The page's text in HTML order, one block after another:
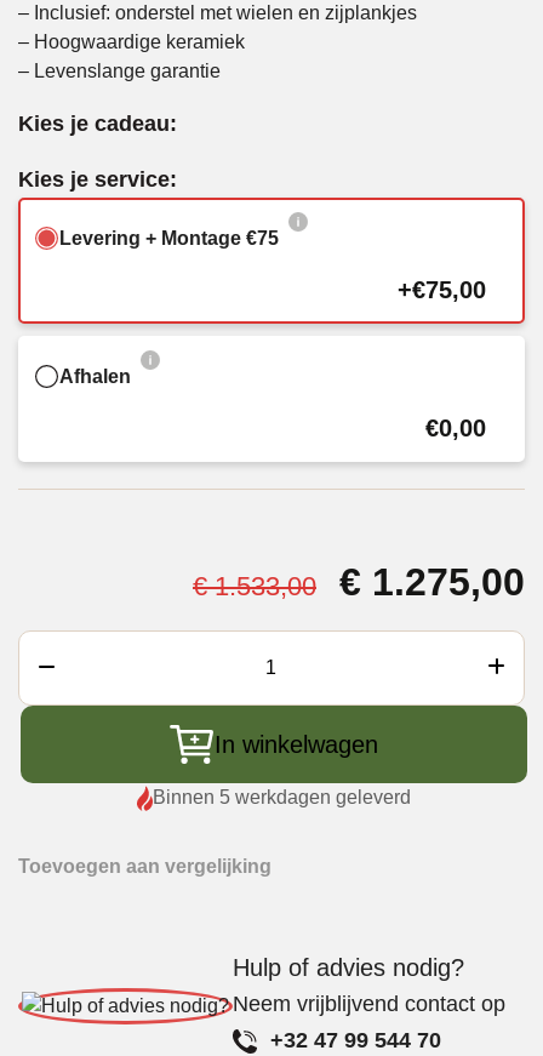
– Inclusief: onderstel met wielen en zijplankjes
– Hoogwaardige keramiek
– Levenslange garantie
Kies je cadeau:
Kies je service:
Levering + Montage €75
+€75,00
Afhalen
€0,00
€1.533,00
prijs
€ 1.533,00.
€ 1.275,00
Green
+
EGGMates
In winkelwagen
Binnen 5 werkdagen geleverd
Toevoegen aan vergelijking
Hulp of advies nodig?
Neem vrijblijvend contact op
+32 47 99 544 70